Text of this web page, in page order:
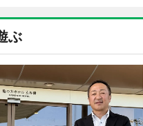
ぶ